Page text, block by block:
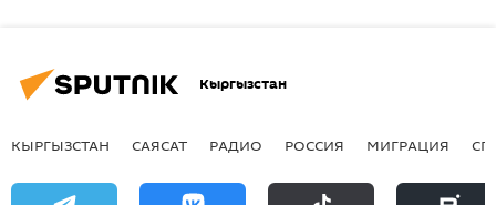
Кыргызстан
КЫРГЫЗСТАН САЯСАТ РАДИО РОССИЯ МИГРАЦИЯ